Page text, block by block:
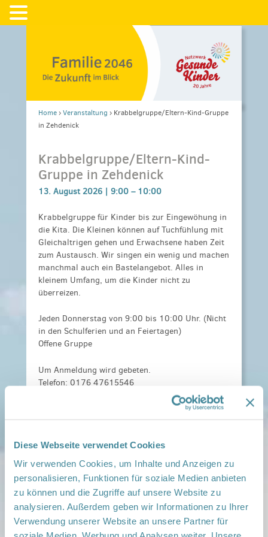
Diese Webseite verwendet Cookies
Wir verwenden Cookies, um Inhalte und Anzeigen zu
personalisieren, Funktionen für soziale Medien anbieten
zu können und die Zugriffe auf unsere Website zu
analysieren. Außerdem geben wir Informationen zu Ihrer
Verwendung unserer Website an unsere Partner für
Home›Veranstaltung › Krabbelgruppe/Eltern-Kind-Gruppe
in Zehdenick
Krabbelgruppe/Eltern-Kind-
Gruppe in Zehdenick
13. August 2026 | 9:00 – 10:00
Krabbelgruppe für Kinder bis zur Eingewöhung in
die Kita. Die Kleinen können auf Tuchfühlung mit
Gleichaltrigen gehen und Erwachsene haben Zeit
zum Austausch. Wir singen ein wenig und machen
manchmal auch ein Bastelangebot. Alles in
kleinem Umfang, um die Kinder nicht zu
überreizen.
Jeden Donnerstag von 9:00 bis 10:00 Uhr. (Nicht
in den Schulferien und an Feiertagen)
Offene Gruppe
Um Anmeldung wird gebeten.
Telefon: 0176 47615546
Anmeldeinformationen:Anmeldung unter:
mandy.schulz@oberhavel-kliniken.de
Veranstaltungsort:
Mehrgenerationenhaus "Zehdenicker
Bienenstock", Amtswallstraße 14a, 16792
Zehdenick
› auf Google Maps anzeigen